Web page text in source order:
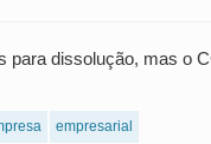
dissolução, mas o
empresarial